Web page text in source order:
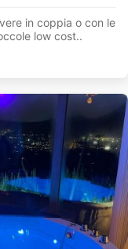
in coppia o con le
low cost..